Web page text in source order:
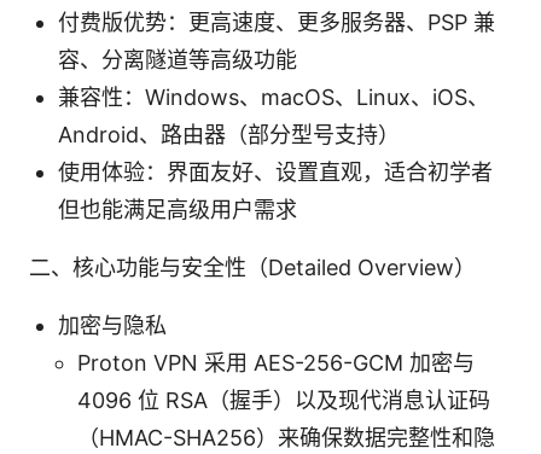
付费版优势：更高速度、更多服务器、PSP 兼
容、分离隧道等高级功能
兼容性：Windows、macOS、Linux、iOS、
Android、路由器（部分型号支持）
使用体验：界面友好、设置直观，适合初学者
但也能满足高级用户需求
二、核心功能与安全性（Detailed Overview）
加密与隐私
Proton VPN 采用 AES-256-GCM 加密与
4096 位 RSA（握手）以及现代消息认证码
（HMAC-SHA256）来确保数据完整性和隐